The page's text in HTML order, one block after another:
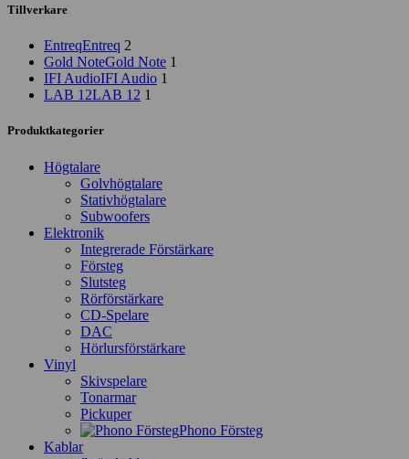
Tillverkare
EntreqEntreq 2
Gold NoteGold Note 1
IFI AudioIFI Audio 1
LAB 12LAB 12 1
Produktkategorier
Högtalare
Golvhögtalare
Stativhögtalare
Subwoofers
Elektronik
Integrerade Förstärkare
Försteg
Slutsteg
Rörförstärkare
CD-Spelare
DAC
Hörlursförstärkare
Vinyl
Skivspelare
Tonarmar
Pickuper
Phono Försteg
Kablar